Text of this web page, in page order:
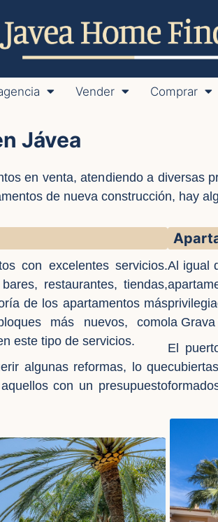
Vender Comprar
Jávea
en venta, atendiendo a diversas
de nueva construcción, hay
con excelentes servicios.
restaurantes, tiendas,
de los apartamentos más
más nuevos, como
este tipo de servicios.
algunas reformas, lo que
con un presupuesto
Al igual
la
El